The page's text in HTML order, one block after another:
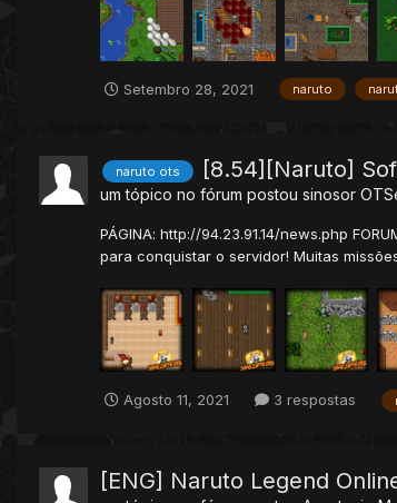
Setembro 28, 2021 naruto
naruto ots [8.54][Naruto]
um tópico no fórum postou sinosor
PÁGINA: http://94.23.91.14/news.php
para conquistar o servidor! Muitas
Agosto 11, 2021 3 respostas
[ENG] Naruto Legend